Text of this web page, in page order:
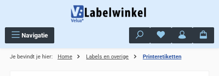
Navigatie Je hebt 0 items op
Je bevindt je hier: Home Labels en overige Printeretiketten